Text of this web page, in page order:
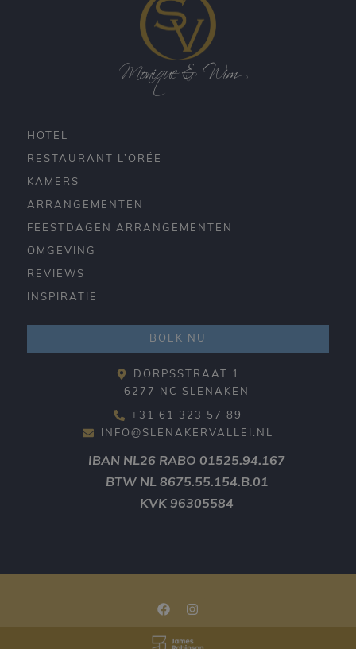
Monique & Wim
HOTEL
RESTAURANT L’ORÉE
KAMERS
ARRANGEMENTEN
FEESTDAGEN ARRANGEMENTEN
OMGEVING
REVIEWS
INSPIRATIE
BOEK NU
DORPSSTRAAT 1
6277 NC SLENAKEN
+31 61 323 57 89
INFO@SLENAKERVALLEI.NL
IBAN NL26 RABO 01525.94.167
BTWNL 8675.55.154.B.01
KVK 96305584